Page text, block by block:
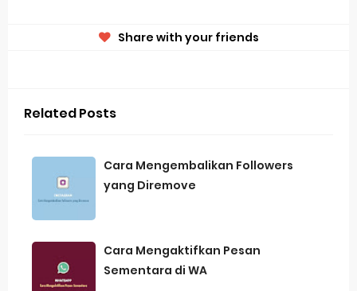
Share with your friends
Related Posts
Cara Mengembalikan Followers
yang Diremove
Cara Mengaktifkan Pesan
Sementara di WA